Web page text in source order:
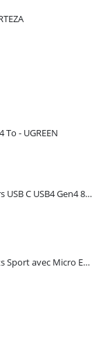
To - UGREEN
Câble 240W Câble USB-C vers USB C USB4 Gen4 80Gbps pour Thunderbolt 5/4/3, Premium 18K double écran triple 4K PD3.1 - UGREEN
Écouteurs Bluetooth ouverts Sport avec Micro ENC IPX5 – HiTune S3 UGREEN 45785